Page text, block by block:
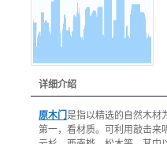
详细介绍
原木门是指以精选的自然木材
第一，看材质。可利用敲击来